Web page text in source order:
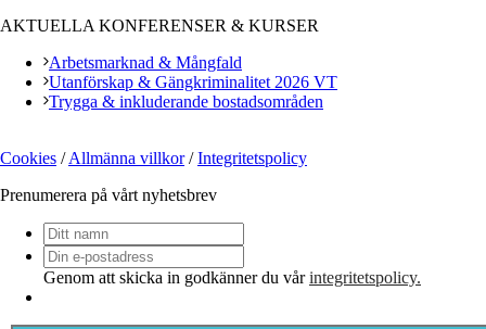
AKTUELLA KONFERENSER & KURSER
Arbetsmarknad & Mångfald
Utanförskap & Gängkriminalitet 2026 VT
Trygga & inkluderande bostadsområden
Cookies /Allmänna villkor/Integritetspolicy
Prenumerera på vårt nyhetsbrev
Ditt
namn
Din
e-
Genom att skicka in godkänner du vårintegritetspolicy.